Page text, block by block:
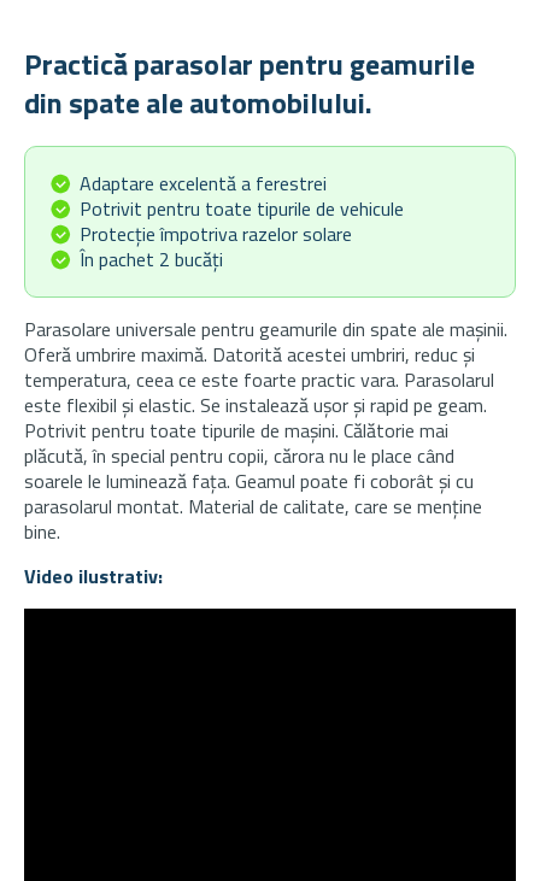
Practică parasolar pentru geamurile
din spate ale automobilului.
Adaptare excelentă a ferestrei
Potrivit pentru toate tipurile de vehicule
Protecție împotriva razelor solare
În pachet 2 bucăți
Parasolare universale pentru geamurile din spate ale mașinii.
Oferă umbrire maximă. Datorită acestei umbriri, reduc și
temperatura, ceea ce este foarte practic vara. Parasolarul
este flexibil și elastic. Se instalează ușor și rapid pe geam.
Potrivit pentru toate tipurile de mașini. Călătorie mai
plăcută, în special pentru copii, cărora nu le place când
soarele le luminează fața. Geamul poate fi coborât și cu
parasolarul montat. Material de calitate, care se menține
bine.
Video ilustrativ: